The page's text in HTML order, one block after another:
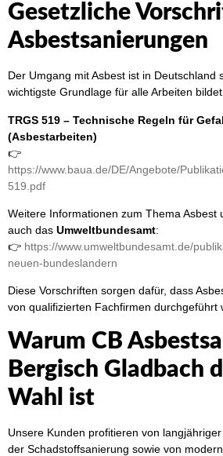
Gesetzliche
Asbestsanierungen
Der Umgang mit Asbest ist in Deutschland
wichtigste Grundlage für alle Arbeiten
TRGS 519 – Technische Regeln für
(Asbestarbeiten)
👉
https://www.baua.de/DE/Angebote/
519.pdf
Weitere Informationen zum Thema Asbest
auch das Umweltbundesamt:
👉 https://www.umweltbundesamt.de/
neuen-bundeslandern
Diese Vorschriften sorgen dafür, dass
von qualifizierten Fachfirmen durchgeführt
Warum CB
Bergisch Gladbach
Wahl ist
Unsere Kunden profitieren von
der Schadstoffsanierung sowie von